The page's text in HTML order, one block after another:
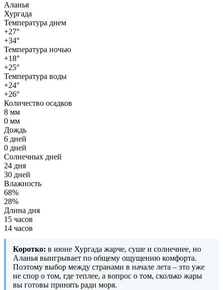
Аланья
Хургада
Температура днем
+27°
+34°
Температура ночью
+18°
+25°
Температура воды
+24°
+26°
Количество осадков
8 мм
0 мм
Дождь
6 дней
0 дней
Солнечных дней
24 дня
30 дней
Влажность
68%
28%
Длина дня
15 часов
14 часов
Коротко: в июне Хургада жарче, суше и солнечнее, но
Аланья выигрывает по общему ощущению комфорта.
Поэтому выбор между странами в начале лета – это уже
не спор о том, где теплее, а вопрос о том, сколько жары
вы готовы принять ради моря.